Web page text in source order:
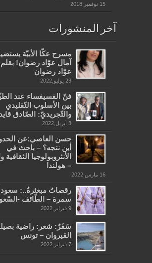
15 نوفمبر,2018
آخر المنشورات
مسرح عكّا الأبيّة
آمال عوّاد رضوان!
عوّاد رضوان
23 يوليو,2022
فنّ الفسيفساء عند
بين الأسلوب التّقليدي
والتّجريديّ: الصّادق
3 أبريل,2022
حسن العاصي:عن
أين نتجه؟ – باحث في
الأنثروبولوجيا الثقافية
– هولندا
16 مارس,2022
رقصاتُ مبعثرةُ..: سعود
سمرة – الطّائف -
9 فبراير,2022
سَفَرٌ: شعر: راضية
القيروان – تونس
7 فبراير,2022